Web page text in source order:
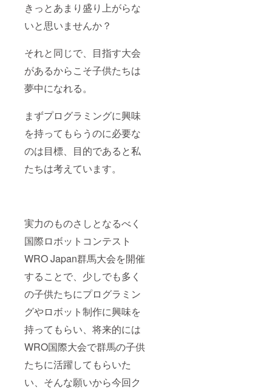
きっとあまり盛り上がらな
いと思いませんか？
それと同じで、目指す大会
があるからこそ子供たちは
夢中になれる。
まずプログラミングに興味
を持ってもらうのに必要な
のは目標、目的であると私
たちは考えています。
実力のものさしとなるべく
国際ロボットコンテスト
WRO Japan群馬大会を開催
することで、少しでも多く
の子供たちにプログラミン
グやロボット制作に興味を
持ってもらい、将来的には
WRO国際大会で群馬の子供
たちに活躍してもらいた
い、そんな願いから今回ク